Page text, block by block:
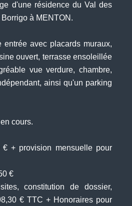
d'une résidence du Val des
à MENTON.
entrée avec placards muraux,
ouvert, terrasse ensoleillée
vue verdure, chambre,
ainsi qu'un parking
cours.
€ + provision mensuelle pour
€
constitution de dossier,
€ TTC + Honoraires pour